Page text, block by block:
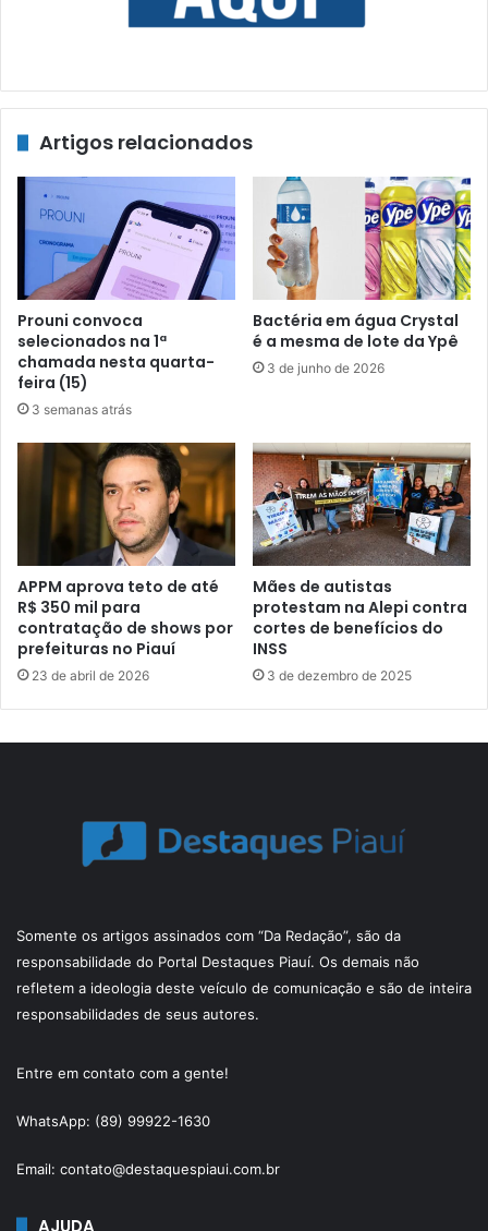
Artigos relacionados
Prouni convoca
selecionados na 1ª
chamada nesta quarta-
feira (15)
3 semanas atrás
Bactéria em água Crystal
é a mesma de lote da Ypê
3 de junho de 2026
APPM aprova teto de até
R$ 350 mil para
contratação de shows por
prefeituras no Piauí
23 de abril de 2026
Mães de autistas
protestam na Alepi contra
cortes de benefícios do
INSS
3 de dezembro de 2025
Somente os artigos assinados com “Da Redação”, são da
responsabilidade do Portal Destaques Piauí. Os demais não
refletem a ideologia deste veículo de comunicação e são de inteira
responsabilidades de seus autores.
Entre em contato com a gente!
WhatsApp: (89) 99922-1630
Email: contato@destaquespiaui.com.br
AJUDA